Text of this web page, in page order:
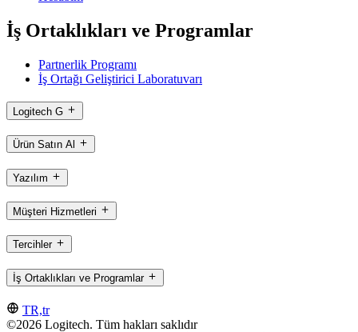
İş Ortaklıkları ve Programlar
Partnerlik Programı
İş Ortağı Geliştirici Laboratuvarı
Logitech G
Ürün Satın Al
Yazılım
Müşteri Hizmetleri
Tercihler
İş Ortaklıkları ve Programlar
TR,tr
©2026 Logitech. Tüm hakları saklıdır